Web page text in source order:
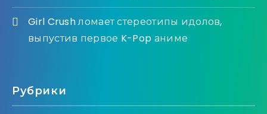
Girl Crush ломает стереотипы идолов,
выпустив первое K-Pop аниме
Рубрики